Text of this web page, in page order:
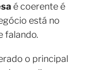
é coerente é
está no
falando.
o principal